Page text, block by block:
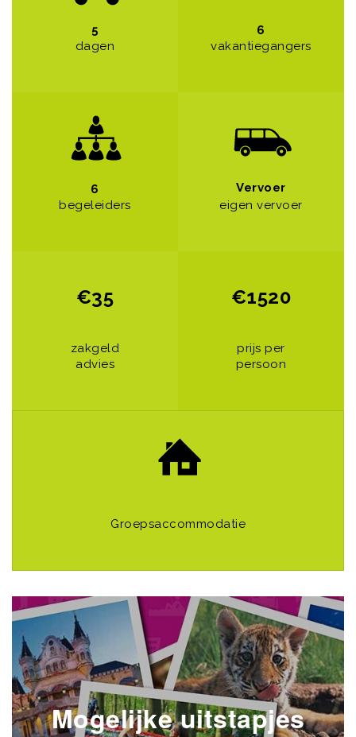
5
dagen
6
vakantiegangers
6
begeleiders
Vervoer
eigen vervoer
€35
zakgeld
advies
€1520
prijs per
persoon
Groepsaccommodatie
Mogelijke uitstapjes